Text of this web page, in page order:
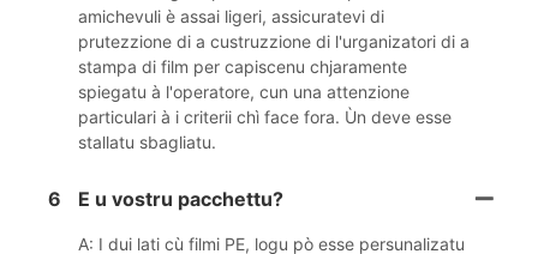
amichevuli è assai ligeri, assicuratevi di
prutezzione di a custruzzione di l'urganizatori di a
stampa di film per capiscenu chjaramente
spiegatu à l'operatore, cun una attenzione
particulari à i criterii chì face fora. Ùn deve esse
stallatu sbagliatu.
6 E u vostru pacchettu?
A: I dui lati cù filmi PE, logu pò esse persunalizatu